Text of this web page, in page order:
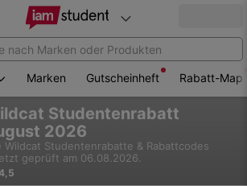
Marken Gutscheinheft Rabatt-Map
Studentenrabatt
2026
Wildcat Studentenrabatte & Rabattcodes
geprüft am 06.08.2026.